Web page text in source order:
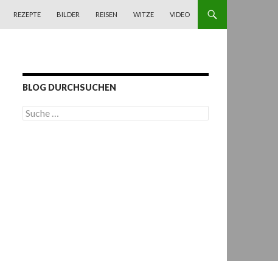
REZEPTE BILDER REISEN WITZE VIDEO
BLOG DURCHSUCHEN
S
u